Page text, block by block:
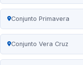
Conjunto Primavera
Conjunto Vera Cruz